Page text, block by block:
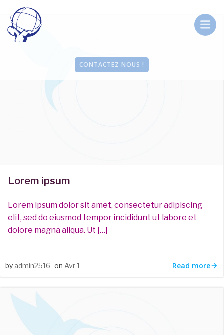
CONTACTEZ NOUS !
Lorem ipsum
Lorem ipsum dolor sit amet, consectetur adipiscing
elit, sed do eiusmod tempor incididunt ut labore et
dolore magna aliqua. Ut […]
by admin2516 on Avr 1 Read more